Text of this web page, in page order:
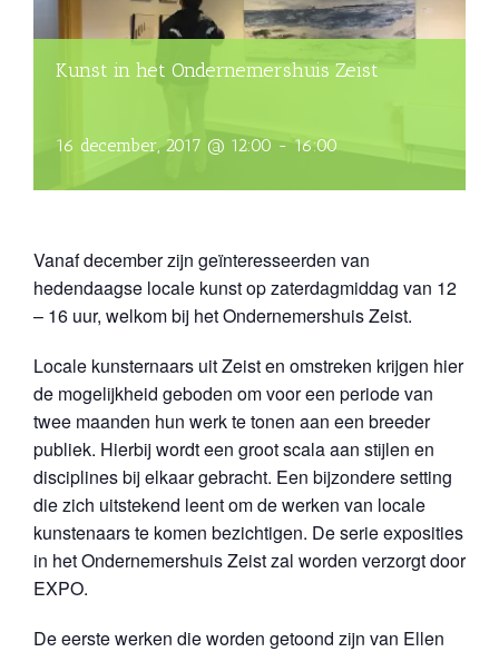
Kunst in het Ondernemershuis Zeist
16 december, 2017 @ 12:00 - 16:00
Vanaf december zijn geïnteresseerden van
hedendaagse locale kunst op zaterdagmiddag van 12
– 16 uur, welkom bij het Ondernemershuis Zeist.
Locale kunsternaars uit Zeist en omstreken krijgen hier
de mogelijkheid geboden om voor een periode van
twee maanden hun werk te tonen aan een breeder
publiek. Hierbij wordt een groot scala aan stijlen en
disciplines bij elkaar gebracht. Een bijzondere setting
die zich uitstekend leent om de werken van locale
kunstenaars te komen bezichtigen. De serie exposities
in het Ondernemershuis Zeist zal worden verzorgt door
EXPO.
De eerste werken die worden getoond zijn van Ellen